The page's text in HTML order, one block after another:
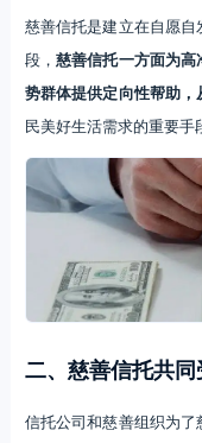
慈善信托是建立在自愿
段，慈善信托一方面为
势群体提供定向性帮助
民美好生活需求的重要手
二、慈善信托共
信托公司和慈善组织为